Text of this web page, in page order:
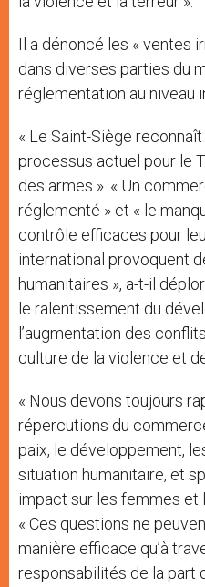
Il a dénoncé les « ventes
dans diverses parties du
réglementation au niveau
« Le Saint-Siège
processus actuel pour le
des armes ». « Un
réglementé » et « le
contrôle efficaces pour
international provoquent
humanitaires », a-t-il
le ralentissement du
l’augmentation des
culture de la violence et
« Nous devons toujours
répercutions du
paix, le développement,
situation humanitaire, et
impact sur les femmes et
« Ces questions ne
manière efficace qu’à
responsabilités de la part